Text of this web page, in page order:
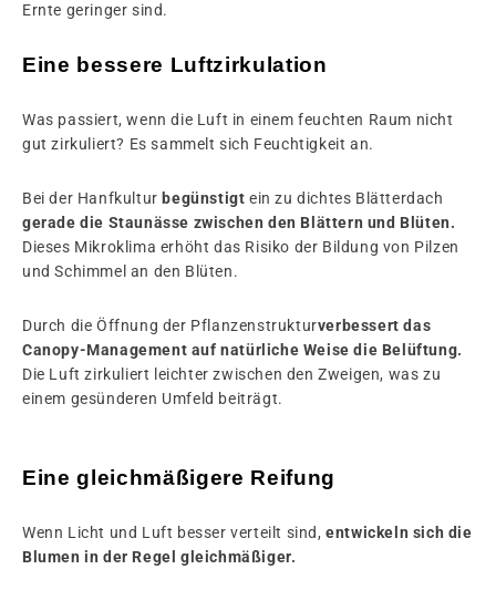
Ernte geringer sind.
Eine bessere Luftzirkulation
Was passiert, wenn die Luft in einem feuchten Raum nicht
gut zirkuliert? Es sammelt sich Feuchtigkeit an.
Bei der Hanfkultur begünstigt ein zu dichtes Blätterdach
gerade die Staunässe zwischen den Blättern und Blüten.
Dieses Mikroklima erhöht das Risiko der Bildung von Pilzen
und Schimmel an den Blüten.
Durch die Öffnung der Pflanzenstrukturverbessert das
Canopy-Management auf natürliche Weise die Belüftung.
Die Luft zirkuliert leichter zwischen den Zweigen, was zu
einem gesünderen Umfeld beiträgt.
Eine gleichmäßigere Reifung
Wenn Licht und Luft besser verteilt sind,entwickeln sich die
Blumen in der Regel gleichmäßiger.